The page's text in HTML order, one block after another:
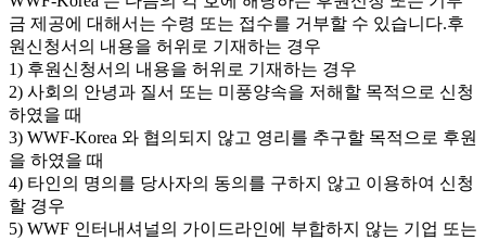
금 제공에 대해서는 수령 또는 접수를 거부할 수 있습니다.후
원신청서의 내용을 허위로 기재하는 경우
1) 후원신청서의 내용을 허위로 기재하는 경우
2) 사회의 안녕과 질서 또는 미풍양속을 저해할 목적으로 신청
하였을 때
3) WWF-Korea 와 협의되지 않고 영리를 추구할 목적으로 후원
을 하였을 때
4) 타인의 명의를 당사자의 동의를 구하지 않고 이용하여 신청
할 경우
5) WWF 인터내셔널의 가이드라인에 부합하지 않는 기업 또는